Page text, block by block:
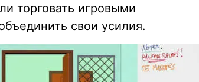
торговать игровыми
свои усилия.